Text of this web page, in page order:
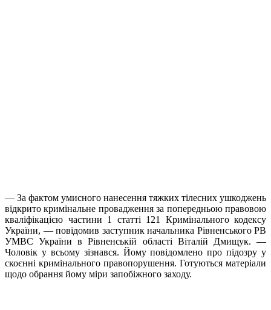
— За фактом умисного нанесення тяжких тілесних ушкоджень
відкрито кримінальне провадження за попередньою правовою
кваліфікацією частини 1 статті 121 Кримінального кодексу
України, — повідомив заступник начальника Рівненського РВ
УМВС України в Рівненській області Віталій Дмищук. —
Чоловік у всьому зізнався. Йому повідомлено про підозру у
скоєнні кримінального правопорушення. Готуються матеріали
щодо обрання йому міри запобіжного заходу.